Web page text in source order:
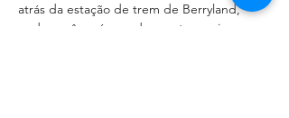
atrás da estação de trem de Berryland,
onde você verá grandes portas azuis.